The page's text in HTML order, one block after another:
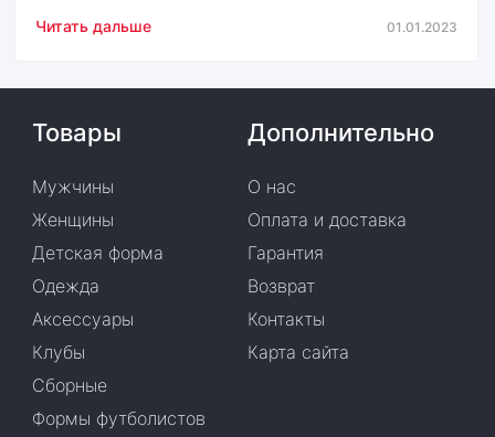
Читать дальше
01.01.2023
Товары
Мужчины
Женщины
Детская форма
Одежда
Аксессуары
Клубы
Сборные
Формы футболистов
Дополнительно
О нас
Оплата и доставка
Гарантия
Возврат
Контакты
Карта сайта